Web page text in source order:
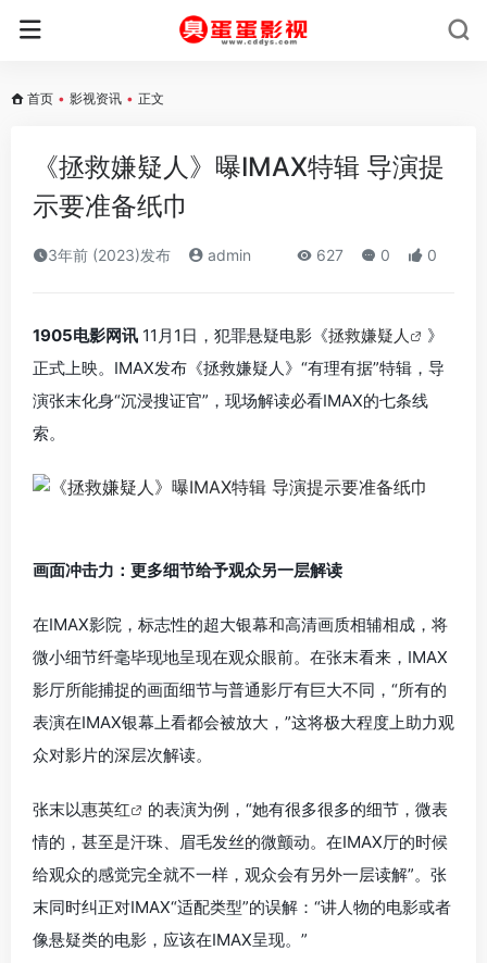
首页 • 影视资讯 • 正文
《拯救嫌疑人》曝IMAX特辑 导演提
示要准备纸巾
3年前 (2023)发布 admin 627 0 0
1905电影网讯 11月1日，犯罪悬疑电影《拯救嫌疑人
》
正式上映。IMAX发布《拯救嫌疑人》“有理有据”特辑，导
演张末化身“沉浸搜证官”，现场解读必看IMAX的七条线
索。
画面冲击力：更多细节给予观众另一层解读
在IMAX影院，标志性的超大银幕和高清画质相辅相成，将
微小细节纤毫毕现地呈现在观众眼前。在张末看来，IMAX
影厅所能捕捉的画面细节与普通影厅有巨大不同，“所有的
表演在IMAX银幕上看都会被放大，”这将极大程度上助力观
众对影片的深层次解读。
张末以惠英红
的表演为例，“她有很多很多的细节，微表
情的，甚至是汗珠、眉毛发丝的微颤动。在IMAX厅的时候
给观众的感觉完全就不一样，观众会有另外一层读解”。张
末同时纠正对IMAX“适配类型”的误解：“讲人物的电影或者
像悬疑类的电影，应该在IMAX呈现。”